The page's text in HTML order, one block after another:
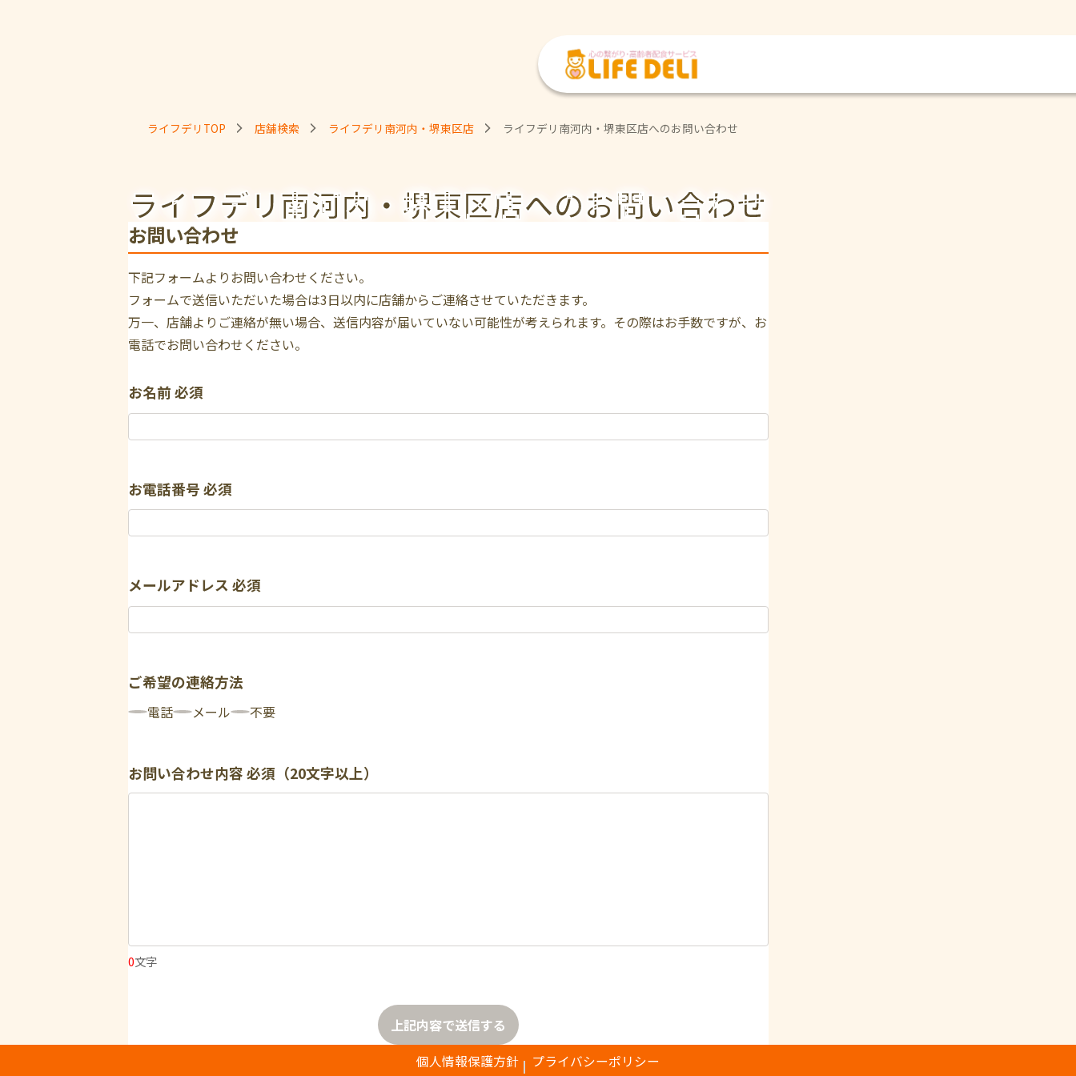
ライフデリTOP 店舗検索 ライフデリ南河内・堺東区店 ライフデリ南河内・堺東区店へのお問い合わせ
ライフデリ南河内・堺東区店へのお問い合わせ
お問い合わせ
下記フォームよりお問い合わせください。
フォームで送信いただいた場合は3日以内に店舗からご連絡させていただきます。
万一、店舗よりご連絡が無い場合、送信内容が届いていない可能性が考えられます。その際はお手数ですが、お
電話でお問い合わせください。
お名前必須
お電話番号必須
メールアドレス 必須
ご希望の連絡方法
電話 メール 不要
お問い合わせ内容必須（20文字以上）
0文字
上記内容で送信する
個人情報保護方針 プライバシーポリシー